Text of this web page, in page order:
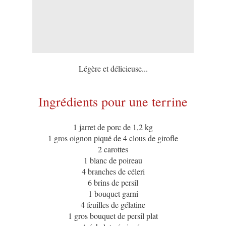
Légère et délicieuse...
Ingrédients pour une terrine
1 jarret de porc de 1,2 kg
1 gros oignon piqué de 4 clous de girofle
2 carottes
1 blanc de poireau
4 branches de céleri
6 brins de persil
1 bouquet garni
4 feuilles de gélatine
1 gros bouquet de persil plat